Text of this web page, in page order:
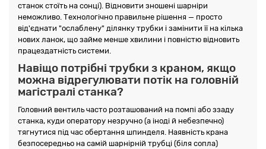
станок стоїть на сонці). Відновити зношені шарніри
неможливо. Технологічно правильне рішення — просто
від'єднати "ослаблену" ділянку трубки і замінити її на кілька
нових ланок, що займе менше хвилини і повністю відновить
працездатність системи.
Навіщо потрібні трубки з краном, якщо
можна відрегулювати потік на головній
магістралі станка?
Головний вентиль часто розташований на помпі або ззаду
станка, куди оператору незручно (а іноді й небезпечно)
тягнутися під час обертання шпинделя. Наявність крана
безпосередньо на самій шарнірній трубці (біля сопла)